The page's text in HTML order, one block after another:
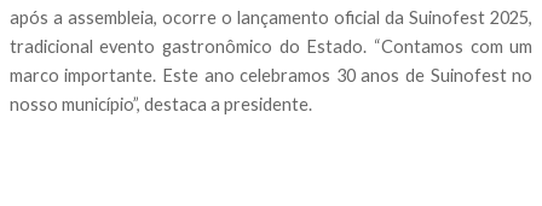
após a assembleia, ocorre o lançamento oficial da Suinofest 2025,
tradicional evento gastronômico do Estado. “Contamos com um
marco importante. Este ano celebramos 30 anos de Suinofest no
nosso município”, destaca a presidente.